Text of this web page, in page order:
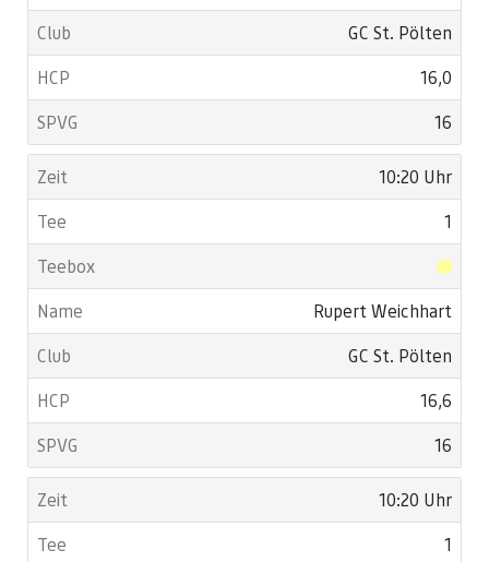
GC St. Pölten
16,0
16
10:20 Uhr
1
Rupert Weichhart
GC St. Pölten
16,6
16
10:20 Uhr
1